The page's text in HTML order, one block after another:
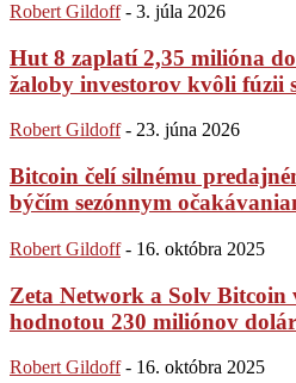
Robert Gildoff - 3. júla 2026
Hut 8 zaplatí 2,35 milióna
žaloby investorov kvôli fúzii
Robert Gildoff - 23. júna 2026
Bitcoin čelí silnému
býčím sezónnym
Robert Gildoff - 16. októbra 2025
Zeta Network a Solv
hodnotou 230 miliónov
Robert Gildoff - 16. októbra 2025